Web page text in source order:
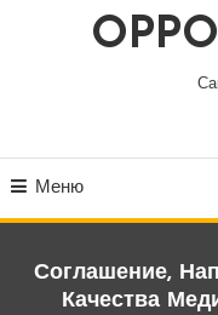
Меню
Соглашение,
Качества